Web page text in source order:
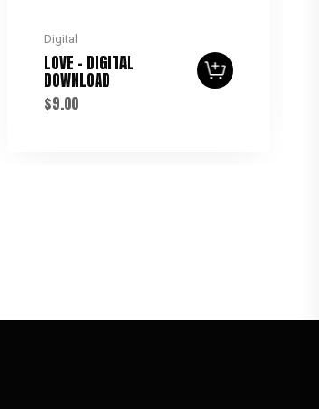
Digital
LOVE – DIGITAL
DOWNLOAD
$9.00